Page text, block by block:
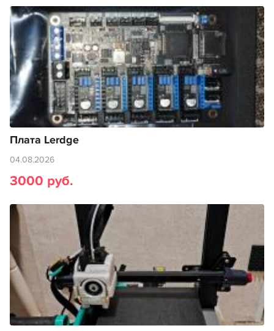
Плата Lerdge
04.08.2026
3000 руб.